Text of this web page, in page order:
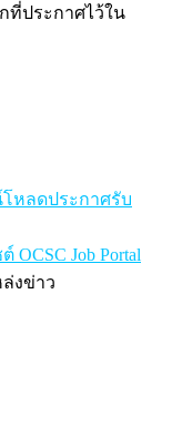
ที่ประกาศไว้ใน
หลดประกาศรับ
OCSC Job Portal
งข่าว